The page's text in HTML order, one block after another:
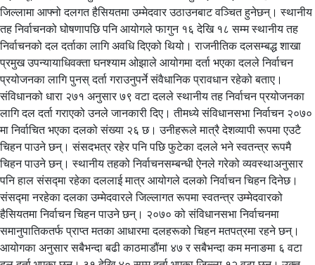
जिल्लामा आफ्नो दलगत हैसियतमा उम्मेदवार उठाउनबाट वञ्चित हुनेछन्। स्थानीय
तह निर्वाचनको घोषणापछि पनि आयोगले फागुन १६ देखि १८ सम्म स्थानीय तह
निर्वाचनको दल दर्ताका लागि अवधि दिएको थियो। राजनीतिक दलसम्बद्ध शाखा
प्रमुख उपन्यायाधिवक्ता घनश्याम ओझाले आयोगमा दर्ता भएका दलले निर्वाचन
प्रयोजनका लागि पुनस् दर्ता गराउनुपर्ने संवैधानिक प्रावधान रहेको बताए।
संविधानको धारा २७१ अनुसार ७९ वटा दलले स्थानीय तह निर्वाचन प्रयोजनका
लागि दल दर्ता गराएको उनले जानकारी दिए। तीमध्ये संविधानसभा निर्वाचन २०७०
मा निर्वाचित भएका दलको संख्या २६ छ। उनीहरूले मात्रै देशव्यापी रूपमा एउटै
चिहन पाउने छन्। संसदभत्र रहेर पनि पछि फुटेका दलले भने स्वतन्त्र रूपमै
चिहन पाउने छन्। स्थानीय तहको निर्वाचनसम्बन्धी ऐनले गरेको व्यवस्थाअनुसार
पनि हाल संसद्मा रहेका दललाई मात्र आयोगले दलको निर्वाचन चिहन दिनेछ।
संसद्मा नरहेका दलका उम्मेदवारले जिल्लागत रूपमा स्वतन्त्र उम्मेदवारको
हैसियतमा निर्वाचन चिहन पाउने छन्। २०७० को संविधानसभा निर्वाचनमा
समानुपातिकतर्फ प्राप्त मतका आधारमा दलहरूको चिहन मतपत्रमा रहने छन्।
आयोगका अनुसार सबैभन्दा बढी काठमाडौंमा ४७ र सबैभन्दा कम मनाङमा ६ वटा